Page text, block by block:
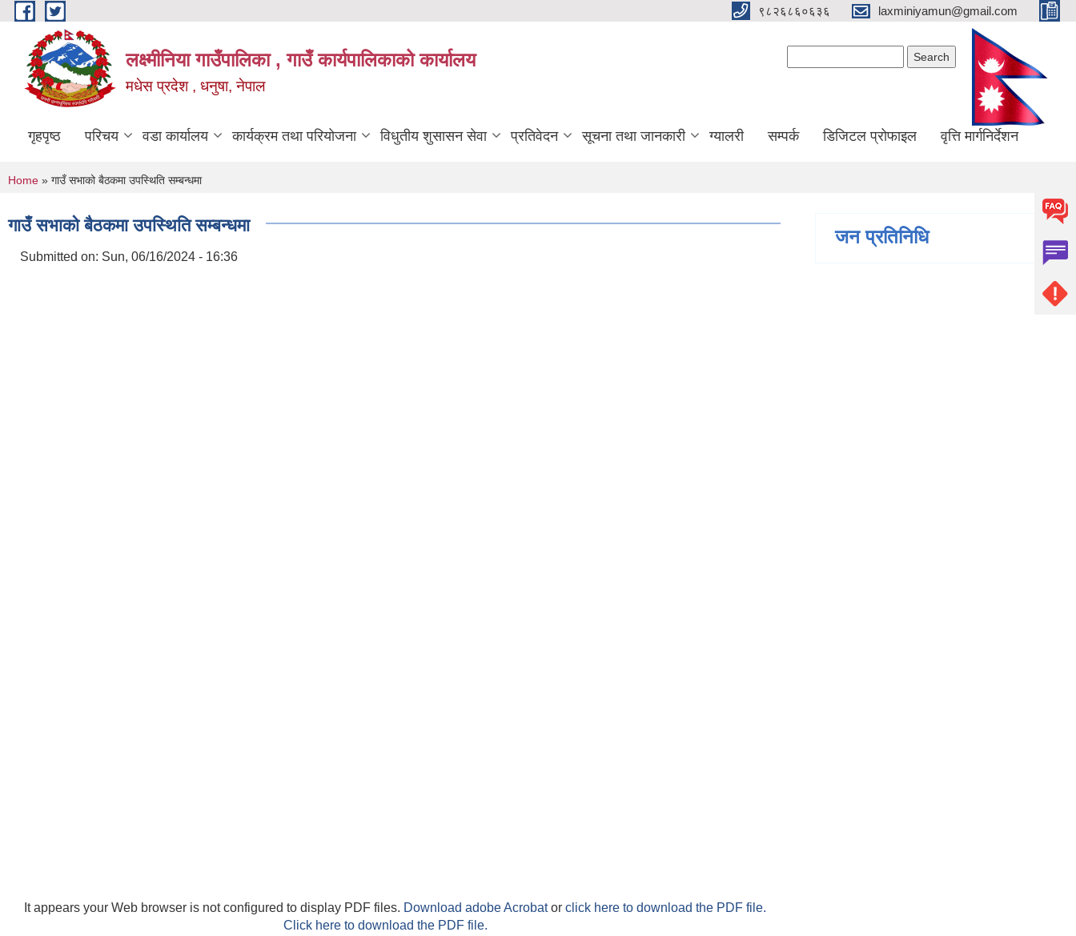
Skip to main content ९८२६८६०६३६ laxminiyamun@gmail.com
लक्ष्मीनिया गाउँपालिका , गाउँ कार्यपालिकाको कार्यालय
मधेस प्रदेश , धनुषा, नेपाल
गृहपृष्ठ परिचय वडा कार्यालय कार्यक्रम तथा परियोजना विधुतीय शुसासन सेवा प्रतिवेदन सूचना तथा जानकारी ग्यालरी सम्पर्क डिजिटल प्रोफाइल वृत्ति मार्गनिर्देशन
You are here
Home » गाउँ सभाको बैठकमा उपस्थिति सम्बन्धमा
गाउँ सभाको बैठकमा उपस्थिति सम्बन्धमा
Submitted on: Sun, 06/16/2024 - 16:36
It appears your Web browser is not configured to display PDF files. Download adobe Acrobator click here to download the PDF file.
Click here to download the PDF file.
जन प्रतिनिधि